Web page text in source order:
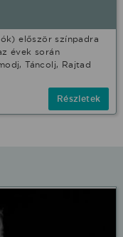
először színpadra
évek során
Táncolj, Rajtad
Részletek